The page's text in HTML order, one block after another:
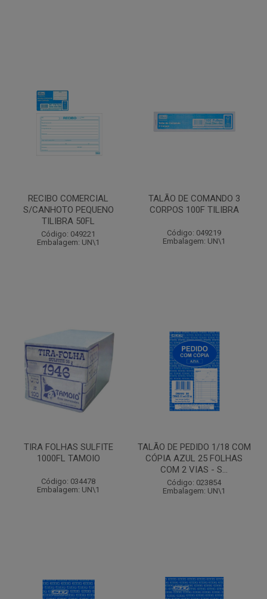
RECIBO COMERCIAL
S/CANHOTO PEQUENO
TILIBRA 50FL
Código: 049221
Embalagem: UN\1
TALÃO DE COMANDO 3
CORPOS 100F TILIBRA
Código: 049219
Embalagem: UN\1
TIRA FOLHAS SULFITE
1000FL TAMOIO
Código: 034478
Embalagem: UN\1
TALÃO DE PEDIDO 1/18 COM
CÓPIA AZUL 25 FOLHAS
COM 2 VIAS - S...
Código: 023854
Embalagem: UN\1